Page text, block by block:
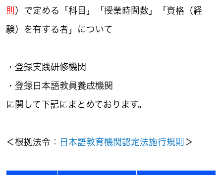
則 ）で定める「科目」「授業時間数」「資格（経
験）を有する者」について
・登録実践研修機関
・登録日本語教員養成機関
に関して下記にまとめております。
＜根拠法令： 日本語教育機関認定法施行規則 ＞